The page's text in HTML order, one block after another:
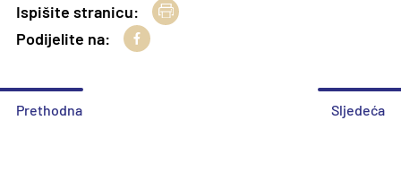
Ispišite stranicu:
Podijelite na:
Prethodna Sljedeća